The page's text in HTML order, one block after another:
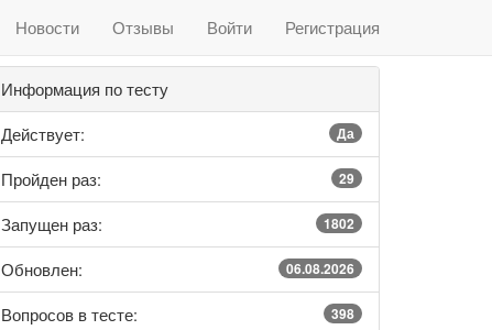
Новости Отзывы Войти Регистрация
Информация по тесту
Действует:
Да
Пройден раз: 29
Запущен раз: 1802
Обновлен: 06.08.2026
Вопросов в тесте: 398